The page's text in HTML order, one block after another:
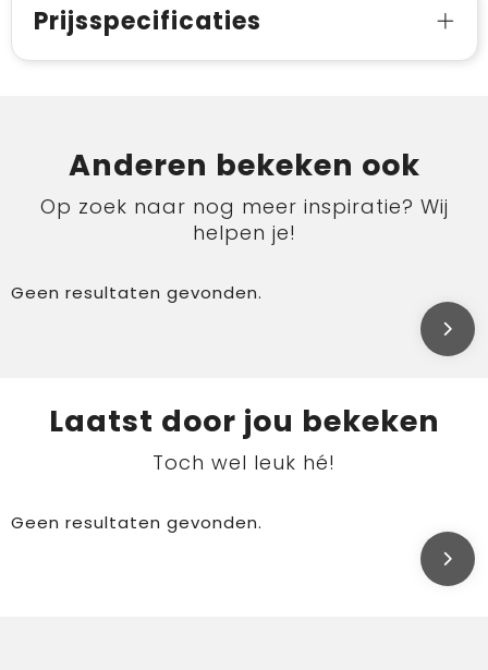
Prijsspecificaties
Anderen bekeken ook
Op zoek naar nog meer inspiratie? Wij
helpen je!
Geen resultaten gevonden.
Laatst door jou bekeken
Toch wel leuk hé!
Geen resultaten gevonden.